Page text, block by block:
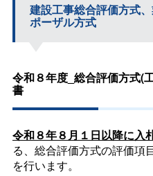
建設工事総合評価方式
ポーザル方式
令和８年度_総合評価方式(
書
令和８年８月１日以降に入
る、総合評価方式の評価項
を行います。